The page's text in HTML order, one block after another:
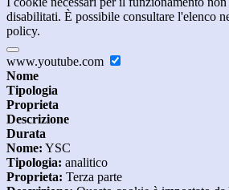
disabilitati. È possibile consultare l'elenco
policy.
www.youtube.com
Nome
Tipologia
Proprieta
Descrizione
Durata
Nome: YSC
Tipologia: analitico
Proprieta: Terza parte